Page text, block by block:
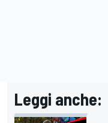
Leggi anche: